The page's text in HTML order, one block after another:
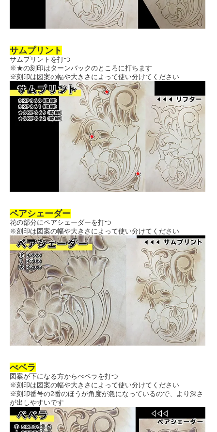
サムプリント
サムプリントを打つ
※★の刻印はターンバックのところに打ちます
※刻印は図案の幅や大きさによって使い分けてください
ペアシェーダー
花の部分にペアシェーダーを打つ
※刻印は図案の幅や大きさによって使い分けてください
べベラ
図案が下になる方からべベラを打つ
※刻印は図案の幅や大きさによって使い分けてください
※刻印番号の2番のほうが角度が急になっているので、より深さ
が出しやすいです